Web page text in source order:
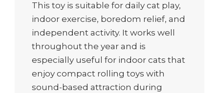
This toy is suitable for daily cat play,
indoor exercise, boredom relief, and
independent activity. It works well
throughout the year and is
especially useful for indoor cats that
enjoy compact rolling toys with
sound-based attraction during